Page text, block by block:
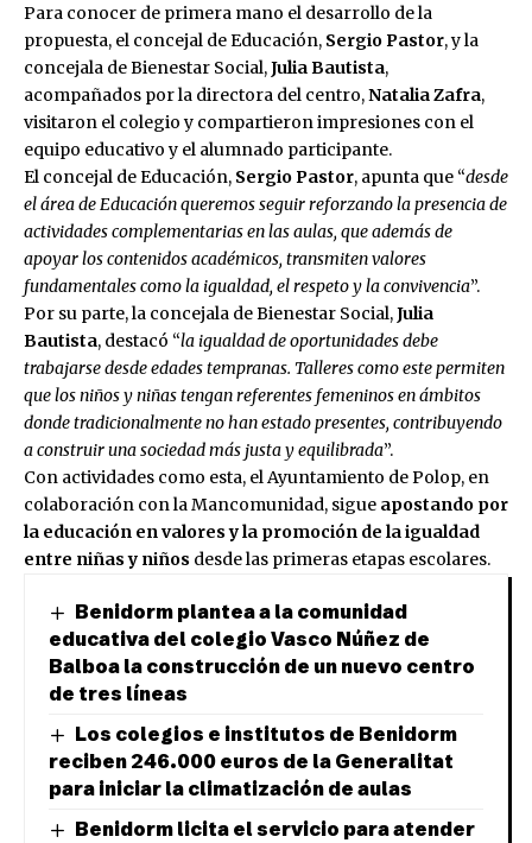
Para conocer de primera mano el desarrollo de la
propuesta, el concejal de Educación, Sergio Pastor, y la
concejala de Bienestar Social,Julia Bautista,
acompañados por la directora del centro,Natalia Zafra,
visitaron el colegio y compartieron impresiones con el
equipo educativo y el alumnado participante.
El concejal de Educación, Sergio Pastor, apunta que “desde
el área de Educación queremos seguir reforzando la presencia de
actividades complementarias en las aulas, que además de
apoyar los contenidos académicos, transmiten valores
fundamentales como la igualdad, el respeto y la convivencia”.
Por su parte, la concejala de Bienestar Social,Julia
Bautista, destacó “la igualdad de oportunidades debe
trabajarse desde edades tempranas. Talleres como este permiten
que los niños y niñas tengan referentes femeninos en ámbitos
donde tradicionalmente no han estado presentes, contribuyendo
a construir una sociedad más justa y equilibrada”.
Con actividades como esta, el Ayuntamiento de Polop, en
colaboración con la Mancomunidad, sigue apostando por
la educación en valores y la promoción de la igualdad
entre niñas y niños desde las primeras etapas escolares.
Benidorm plantea a la comunidad
educativa del colegio Vasco Núñez de
Balboa la construcción de un nuevo centro
de tres líneas
Los colegios e institutos de Benidorm
reciben 246.000 euros de la Generalitat
para iniciar la climatización de aulas
Benidorm licita el servicio para atender